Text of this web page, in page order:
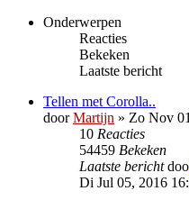
Onderwerpen
Reacties
Bekeken
Laatste bericht
Tellen met Corolla..
doorMartijn » Zo Nov
10 Reacties
54459 Bekeken
Laatste bericht
Di Jul 05, 2016